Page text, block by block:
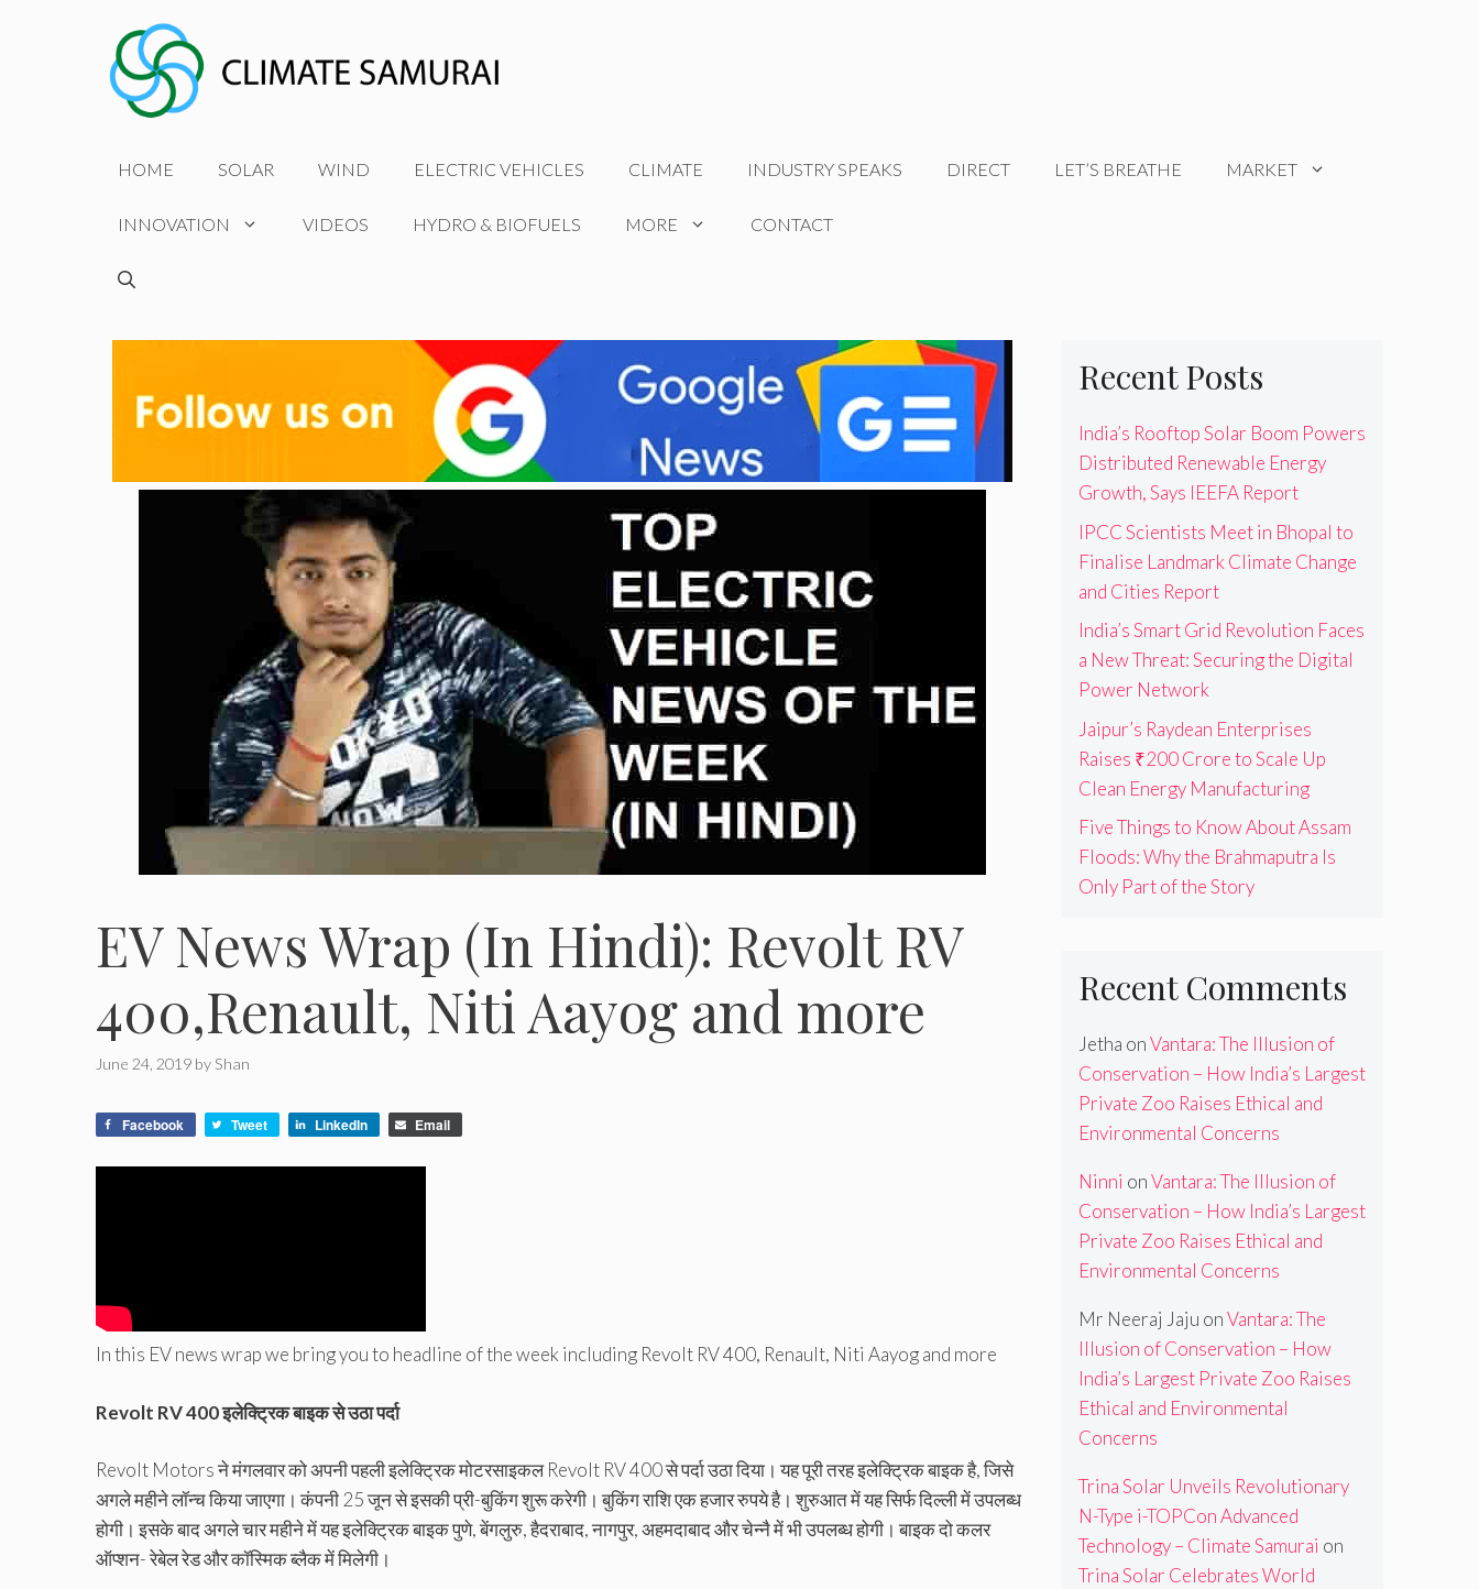
HOME SOLAR WIND ELECTRIC VEHICLES CLIMATE INDUSTRY SPEAKS DIRECT LET’S BREATHE MARKET
INNOVATION VIDEOS HYDRO & BIOFUELS MORE CONTACT
EV News Wrap (In Hindi): Revolt RV
400,Renault, Niti Aayog and more
June 24, 2019 by Shan
Facebook Tweet LinkedIn Email
In this EV news wrap we bring you to headline of the week including Revolt RV 400, Renault, Niti Aayog and more
Revolt RV 400 इलेक्ट्रिक बाइक से उठा पर्दा
Revolt Motors ने मंगलवार को अपनी पहली इलेक्ट्रिक मोटरसाइकल Revolt RV 400 से पर्दा उठा दिया। यह पूरी तरह इलेक्ट्रिक बाइक है, जिसे
अगले महीने लॉन्च किया जाएगा। कंपनी 25 जून से इसकी प्री-बुकिंग शुरू करेगी। बुकिंग राशि एक हजार रुपये है। शुरुआत में यह सिर्फ दिल्ली में उपलब्ध
होगी। इसके बाद अगले चार महीने में यह इलेक्ट्रिक बाइक पुणे, बेंगलुरु, हैदराबाद, नागपुर, अहमदाबाद और चेन्नै में भी उपलब्ध होगी। बाइक दो कलर
ऑप्शन- रेबेल रेड और कॉस्मिक ब्लैक में मिलेगी।
Recent Posts
India’s Rooftop Solar Boom Powers
Distributed Renewable Energy
Growth, Says IEEFA Report
IPCC Scientists Meet in Bhopal to
Finalise Landmark Climate Change
and Cities Report
India’s Smart Grid Revolution Faces
a New Threat: Securing the Digital
Power Network
Jaipur’s Raydean Enterprises
Raises ₹200 Crore to Scale Up
Clean Energy Manufacturing
Five Things to Know About Assam
Floods: Why the Brahmaputra Is
Only Part of the Story
Recent Comments
Jetha onVantara: The Illusion of
Conservation – How India’s Largest
Private Zoo Raises Ethical and
Environmental Concerns
Ninni onVantara: The Illusion of
Conservation – How India’s Largest
Private Zoo Raises Ethical and
Environmental Concerns
Mr Neeraj Jaju onVantara: The
Illusion of Conservation – How
India’s Largest Private Zoo Raises
Ethical and Environmental
Concerns
Trina Solar Unveils Revolutionary
N-Type i-TOPCon Advanced
Technology – Climate Samurai on
Trina Solar Celebrates World